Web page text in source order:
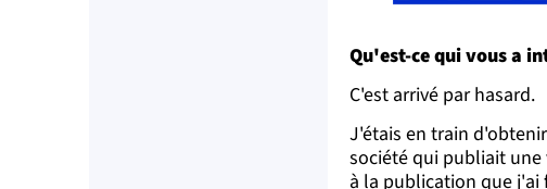
Qu'est-ce qui vous a
C'est arrivé par hasard.
J'étais en train
société qui publiait
à la publication que